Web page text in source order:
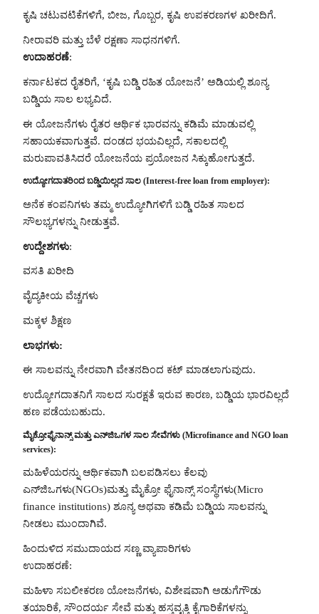
ಕೃಷಿ ಚಟುವಟಿಕೆಗಳಿಗೆ, ಬೀಜ, ಗೊಬ್ಬರ, ಕೃಷಿ ಉಪಕರಣಗಳ ಖರೀದಿಗೆ.
ನೀರಾವರಿ ಮತ್ತು ಬೆಳೆ ರಕ್ಷಣಾ ಸಾಧನಗಳಿಗೆ.
ಉದಾಹರಣೆ:
ಕರ್ನಾಟಕದ ರೈತರಿಗೆ, ‘ಕೃಷಿ ಬಡ್ಡಿ ರಹಿತ ಯೋಜನೆ’ ಅಡಿಯಲ್ಲಿ ಶೂನ್ಯ
ಬಡ್ಡಿಯ ಸಾಲ ಲಭ್ಯವಿದೆ.
ಈ ಯೋಜನೆಗಳು ರೈತರ ಆರ್ಥಿಕ ಭಾರವನ್ನು ಕಡಿಮೆ ಮಾಡುವಲ್ಲಿ
ಸಹಾಯಕವಾಗುತ್ತವೆ. ದಂಡದ ಭಯವಿಲ್ಲದೆ, ಸಕಾಲದಲ್ಲಿ
ಮರುಪಾವತಿಸಿದರೆ ಯೋಜನೆಯ ಪ್ರಯೋಜನ ಸಿಕ್ಕುಹೋಗುತ್ತದೆ.
ಉದ್ಯೋಗದಾತರಿಂದ ಬಡ್ಡಿಯಿಲ್ಲದ ಸಾಲ (Interest-free loan from employer):
ಅನೆಕ ಕಂಪನಿಗಳು ತಮ್ಮ ಉದ್ಯೋಗಿಗಳಿಗೆ ಬಡ್ಡಿ ರಹಿತ ಸಾಲದ
ಸೌಲಭ್ಯಗಳನ್ನು ನೀಡುತ್ತವೆ.
ಉದ್ದೇಶಗಳು:
ವಸತಿ ಖರೀದಿ
ವೈದ್ಯಕೀಯ ವೆಚ್ಚಗಳು
ಮಕ್ಕಳ ಶಿಕ್ಷಣ
ಲಾಭಗಳು:
ಈ ಸಾಲವನ್ನು ನೇರವಾಗಿ ವೇತನದಿಂದ ಕಟ್ ಮಾಡಲಾಗುವುದು.
ಉದ್ಯೋಗದಾತನಿಗೆ ಸಾಲದ ಸುರಕ್ಷತೆ ಇರುವ ಕಾರಣ, ಬಡ್ಡಿಯ ಭಾರವಿಲ್ಲದೆ
ಹಣ ಪಡೆಯಬಹುದು.
ಮೈಕ್ರೋಫೈನಾನ್ಸ್ ಮತ್ತು ಎನ್‌ಜಿಒಗಳ ಸಾಲ ಸೇವೆಗಳು (Microfinance and NGO loan
services):
ಮಹಿಳೆಯರನ್ನು ಆರ್ಥಿಕವಾಗಿ ಬಲಪಡಿಸಲು ಕೆಲವು
ಎನ್‌ಜಿಒಗಳು(NGOs)ಮತ್ತು ಮೈಕ್ರೋ ಫೈನಾನ್ಸ್ ಸಂಸ್ಥೆಗಳು(Micro
finance institutions) ಶೂನ್ಯ ಅಥವಾ ಕಡಿಮೆ ಬಡ್ಡಿಯ ಸಾಲವನ್ನು
ನೀಡಲು ಮುಂದಾಗಿವೆ.
ಹಿಂದುಳಿದ ಸಮುದಾಯದ ಸಣ್ಣ ವ್ಯಾಪಾರಿಗಳು
ಉದಾಹರಣೆ:
ಮಹಿಳಾ ಸಬಲೀಕರಣ ಯೋಜನೆಗಳು, ವಿಶೇಷವಾಗಿ ಅಡುಗೆಗೌಡು
ತಯಾರಿಕೆ, ಸೌಂದರ್ಯ ಸೇವೆ ಮತ್ತು ಹಸ್ತವೃತ್ತಿ ಕೈಗಾರಿಕೆಗಳನ್ನು